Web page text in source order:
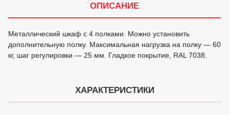
ОПИСАНИЕ
Металлический шкаф с 4 полками. Можно установить
дополнительную полку. Максимальная нагрузка на полку — 60
кг, шаг регулировки — 25 мм. Гладкое покрытие, RAL 7038.
ХАРАКТЕРИСТИКИ